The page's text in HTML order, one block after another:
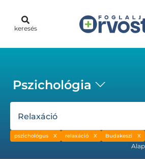
keresés
Pszichológia
Relaxáció
pszichológus relaxáció Budakeszi